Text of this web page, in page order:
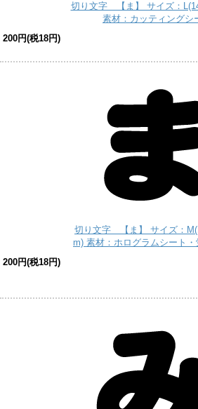
切り文字 【ま】 サイズ：
素材：カッティングシ
200円(税18円)
切り文字 【ま】 サイズ：
m) 素材：ホログラムシート・
200円(税18円)